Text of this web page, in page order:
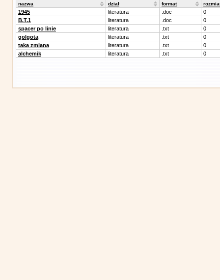
nazwa dział format
1945 literatura .doc
0
B.T.1
literatura .doc
0
spacer po linie
literatura .txt
0
golgota
literatura .txt
0
taka zmiana
literatura .txt
0
alchemik
literatura .txt 0